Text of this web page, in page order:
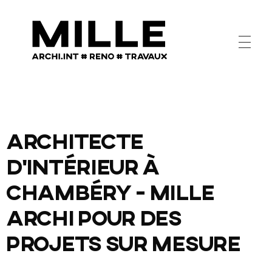
Architecte
d'intérieur à
Chambéry - MILLE
ARCHI pour des
projets sur mesure